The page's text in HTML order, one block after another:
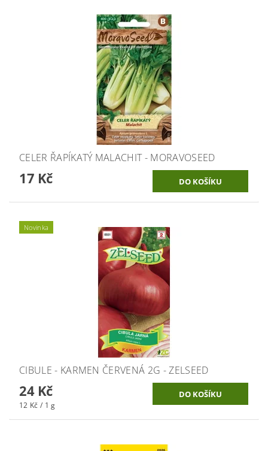
CELER ŘAPÍKATÝ MALACHIT - MORAVOSEED
17 Kč
Novinka
CIBULE - KARMEN ČERVENÁ 2G - ZELSEED
24 Kč
12 Kč / 1 g